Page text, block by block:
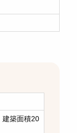
建築面積20